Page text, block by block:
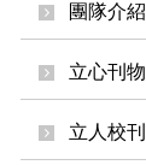
團隊介紹
立心刊物
立人校刊